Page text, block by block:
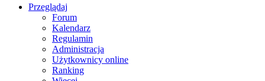
Przeglądaj
Forum
Kalendarz
Regulamin
Administracja
Użytkownicy online
Ranking